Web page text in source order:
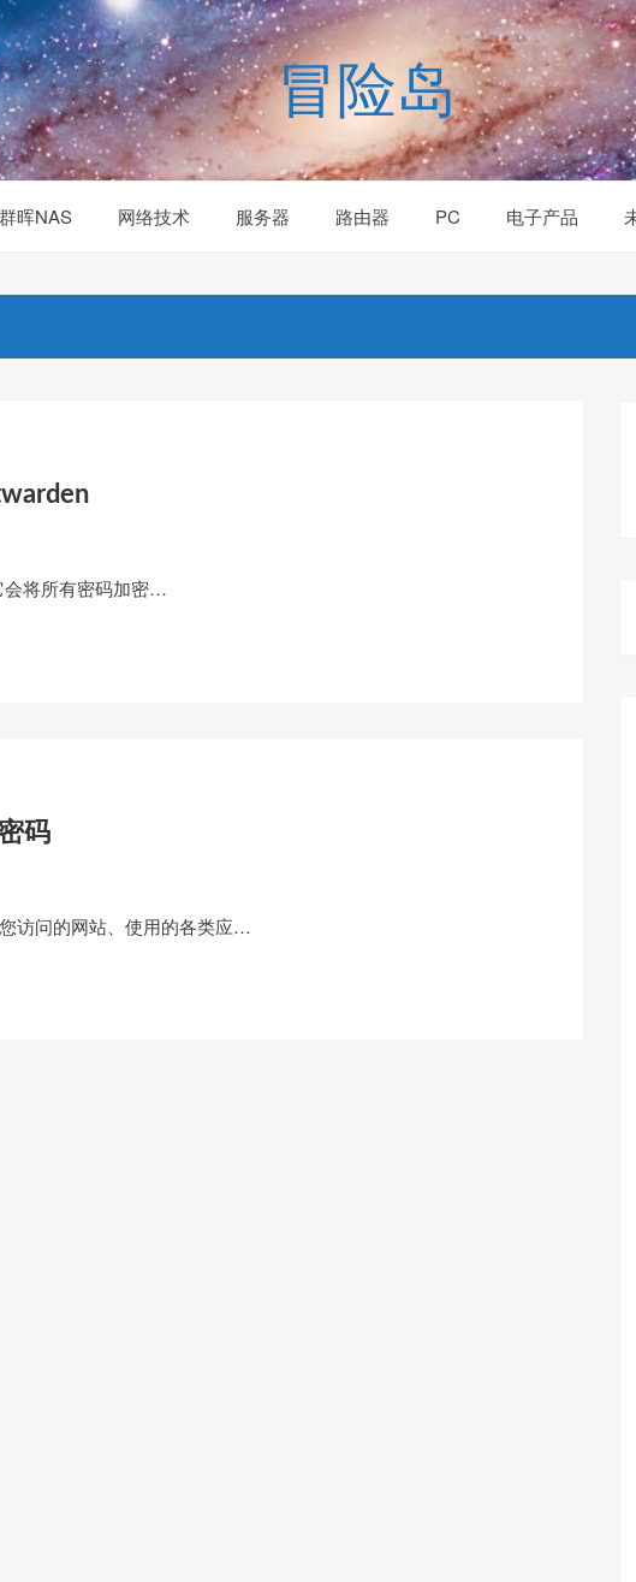
冒险岛
群晖NAS 网络技术 服务器 路由器 PC 电子产品
会将所有密码加密…
码
访问的网站、使用的各类应…